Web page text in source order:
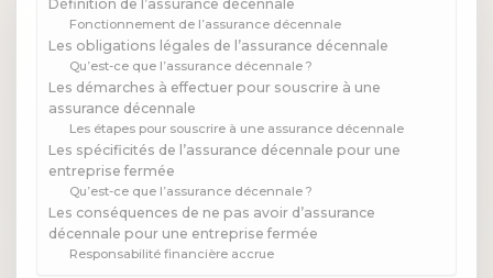
Définition de l’assurance décennale
Fonctionnement de l’assurance décennale
Les obligations légales de l’assurance décennale
Qu’est-ce que l’assurance décennale ?
Les démarches à effectuer pour souscrire à une
assurance décennale
Les étapes pour souscrire à une assurance décennale
Les spécificités de l’assurance décennale pour une
entreprise fermée
Qu’est-ce que l’assurance décennale ?
Les conséquences de ne pas avoir d’assurance
décennale pour une entreprise fermée
Responsabilité financière accrue